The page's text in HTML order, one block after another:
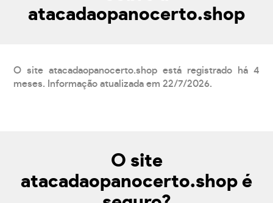
atacadaopanocerto.shop
O site atacadaopanocerto.shop está registrado há 4
meses. Informação atualizada em 22/7/2026.
O site
atacadaopanocerto.shop é